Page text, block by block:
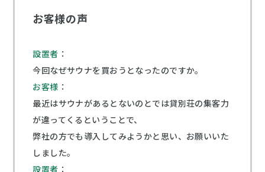
お客様の声
設置者 ：
今回なぜサウナを買おうとなったのですか。
お客様 ：
最近はサウナがあるとないのとでは貸別荘の集客力
が違ってくるということで、
弊社の方でも導入してみようかと思い、お願いいた
しました。
設置者 ：